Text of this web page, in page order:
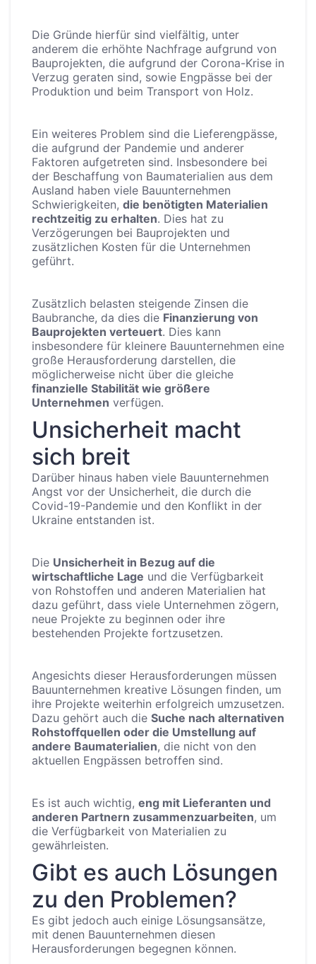
Die Gründe hierfür sind vielfältig, unter
anderem die erhöhte Nachfrage aufgrund von
Bauprojekten, die aufgrund der Corona-Krise in
Verzug geraten sind, sowie Engpässe bei der
Produktion und beim Transport von Holz.
Ein weiteres Problem sind die Lieferengpässe,
die aufgrund der Pandemie und anderer
Faktoren aufgetreten sind. Insbesondere bei
der Beschaffung von Baumaterialien aus dem
Ausland haben viele Bauunternehmen
Schwierigkeiten, die benötigten Materialien
rechtzeitig zu erhalten. Dies hat zu
Verzögerungen bei Bauprojekten und
zusätzlichen Kosten für die Unternehmen
geführt.
Zusätzlich belasten steigende Zinsen die
Baubranche, da dies die Finanzierung von
Bauprojekten verteuert. Dies kann
insbesondere für kleinere Bauunternehmen eine
große Herausforderung darstellen, die
möglicherweise nicht über die gleiche
finanzielle Stabilität wie größere
Unternehmen verfügen.
Unsicherheit macht
sich breit
Darüber hinaus haben viele Bauunternehmen
Angst vor der Unsicherheit, die durch die
Covid-19-Pandemie und den Konflikt in der
Ukraine entstanden ist.
Die Unsicherheit in Bezug auf die
wirtschaftliche Lage und die Verfügbarkeit
von Rohstoffen und anderen Materialien hat
dazu geführt, dass viele Unternehmen zögern,
neue Projekte zu beginnen oder ihre
bestehenden Projekte fortzusetzen.
Angesichts dieser Herausforderungen müssen
Bauunternehmen kreative Lösungen finden, um
ihre Projekte weiterhin erfolgreich umzusetzen.
Dazu gehört auch die Suche nach alternativen
Rohstoffquellen oder die Umstellung auf
andere Baumaterialien, die nicht von den
aktuellen Engpässen betroffen sind.
Es ist auch wichtig, eng mit Lieferanten und
anderen Partnern zusammenzuarbeiten, um
die Verfügbarkeit von Materialien zu
gewährleisten.
Gibt es auch Lösungen
zu den Problemen?
Es gibt jedoch auch einige Lösungsansätze,
mit denen Bauunternehmen diesen
Herausforderungen begegnen können.